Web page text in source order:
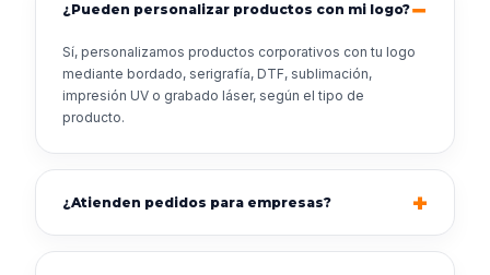
¿Pueden personalizar productos con mi logo?
Sí, personalizamos productos corporativos con tu logo
mediante bordado, serigrafía, DTF, sublimación,
impresión UV o grabado láser, según el tipo de
producto.
¿Atienden pedidos para empresas?